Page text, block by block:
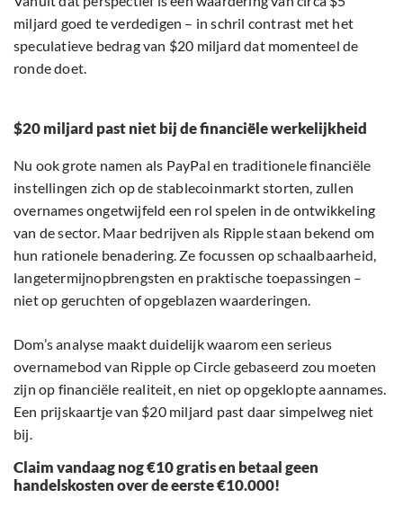
miljard goed te verdedigen – in schril contrast met het
speculatieve bedrag van $20 miljard dat momenteel de
ronde doet.
$20 miljard past niet bij de financiële werkelijkheid
Nu ook grote namen als PayPal en traditionele financiële
instellingen zich op de stablecoinmarkt storten, zullen
overnames ongetwijfeld een rol spelen in de ontwikkeling
van de sector. Maar bedrijven als Ripple staan bekend om
hun rationele benadering. Ze focussen op schaalbaarheid,
langetermijnopbrengsten en praktische toepassingen –
niet op geruchten of opgeblazen waarderingen.
Dom’s analyse maakt duidelijk waarom een serieus
overnamebod van Ripple op Circle gebaseerd zou moeten
zijn op financiële realiteit, en niet op opgeklopte aannames.
Een prijskaartje van $20 miljard past daar simpelweg niet
bij.
Claim vandaag nog €10 gratis en betaal geen
handelskosten over de eerste €10.000!